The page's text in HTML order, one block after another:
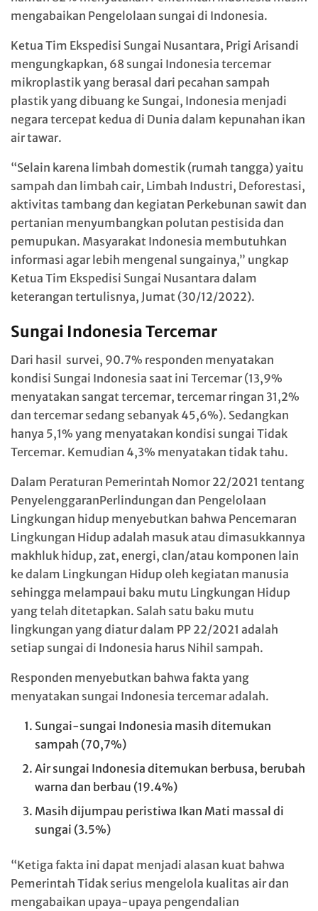
mengabaikan Pengelolaan sungai di Indonesia.
Ketua Tim Ekspedisi Sungai Nusantara, Prigi Arisandi
mengungkapkan, 68 sungai Indonesia tercemar
mikroplastik yang berasal dari pecahan sampah
plastik yang dibuang ke Sungai, Indonesia menjadi
negara tercepat kedua di Dunia dalam kepunahan ikan
air tawar.
“Selain karena limbah domestik (rumah tangga) yaitu
sampah dan limbah cair, Limbah Industri, Deforestasi,
aktivitas tambang dan kegiatan Perkebunan sawit dan
pertanian menyumbangkan polutan pestisida dan
pemupukan. Masyarakat Indonesia membutuhkan
informasi agar lebih mengenal sungainya,” ungkap
Ketua Tim Ekspedisi Sungai Nusantara dalam
keterangan tertulisnya, Jumat (30/12/2022).
Sungai Indonesia Tercemar
Dari hasil survei, 90.7% responden menyatakan
kondisi Sungai Indonesia saat ini Tercemar (13,9%
menyatakan sangat tercemar, tercemar ringan 31,2%
dan tercemar sedang sebanyak 45,6%). Sedangkan
hanya 5,1% yang menyatakan kondisi sungai Tidak
Tercemar. Kemudian 4,3% menyatakan tidak tahu.
Dalam Peraturan Pemerintah Nomor 22/2021 tentang
PenyelenggaranPerlindungan dan Pengelolaan
Lingkungan hidup menyebutkan bahwa Pencemaran
Lingkungan Hidup adalah masuk atau dimasukkannya
makhluk hidup, zat, energi, clan/atau komponen lain
ke dalam Lingkungan Hidup oleh kegiatan manusia
sehingga melampaui baku mutu Lingkungan Hidup
yang telah ditetapkan. Salah satu baku mutu
lingkungan yang diatur dalam PP 22/2021 adalah
setiap sungai di Indonesia harus Nihil sampah.
Responden menyebutkan bahwa fakta yang
menyatakan sungai Indonesia tercemar adalah.
Sungai-sungai Indonesia masih ditemukan
sampah (70,7%)
Air sungai Indonesia ditemukan berbusa, berubah
warna dan berbau (19.4%)
Masih dijumpau peristiwa Ikan Mati massal di
sungai (3.5%)
“Ketiga fakta ini dapat menjadi alasan kuat bahwa
Pemerintah Tidak serius mengelola kualitas air dan
mengabaikan upaya-upaya pengendalian